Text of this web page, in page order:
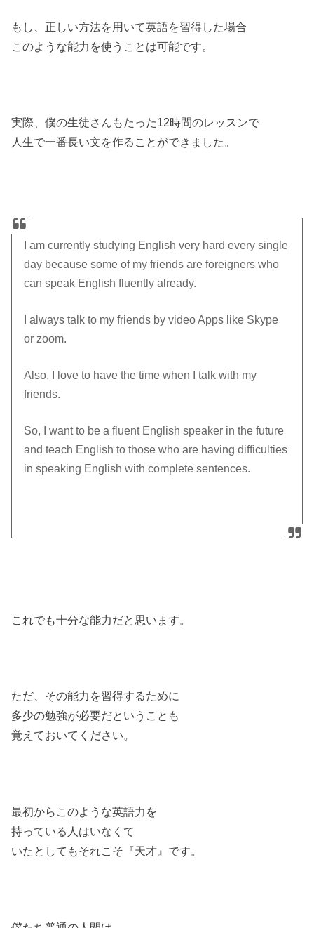
もし、正しい方法を用いて英語を習得した場合
このような能力を使うことは可能です。
実際、僕の生徒さんもたった12時間のレッスンで
人生で一番長い文を作ることができました。
I am currently studying English very hard every single
day because some of my friends are foreigners who
can speak English fluently already.
I always talk to my friends by video Apps like Skype
or zoom.
Also, I love to have the time when I talk with my
friends.
So, I want to be a fluent English speaker in the future
and teach English to those who are having difficulties
in speaking English with complete sentences.
これでも十分な能力だと思います。
ただ、その能力を習得するために
多少の勉強が必要だということも
覚えておいてください。
最初からこのような英語力を
持っている人はいなくて
いたとしてもそれこそ『天才』です。